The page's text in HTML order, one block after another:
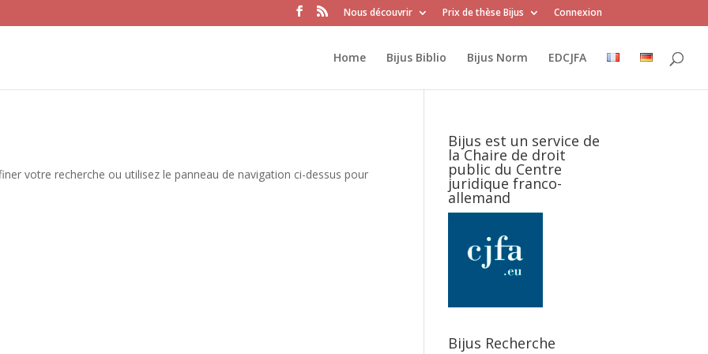
Nous découvrir Prix de thèse Bijus Connexion
Home Bijus Biblio Bijus Norm EDCJFA
votre recherche ou utilisez le panneau de navigation ci-dessus pour
Bijus est un service de
la Chaire de droit
public du Centre
juridique franco-
allemand
Bijus Recherche